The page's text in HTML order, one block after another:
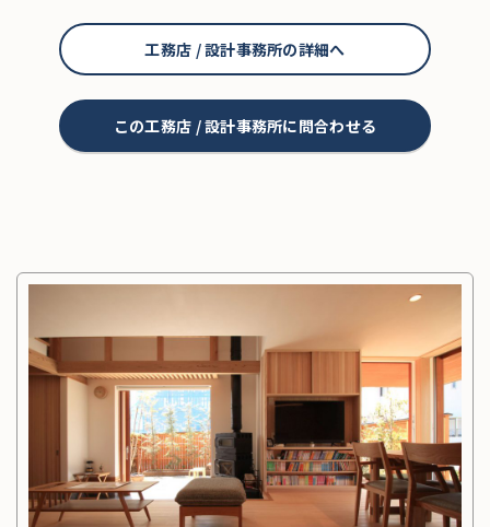
工務店 / 設計事務所の詳細へ
この工務店 / 設計事務所に問合わせる